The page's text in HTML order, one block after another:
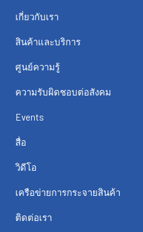
เกี่ยวกับเรา
สินค้าและบริการ
ศูนย์ความรู้
ความรับผิดชอบต่อสังคม
Events
สื่อ
วิดีโอ
เครือข่ายการกระจายสินค้า
ติดต่อเรา